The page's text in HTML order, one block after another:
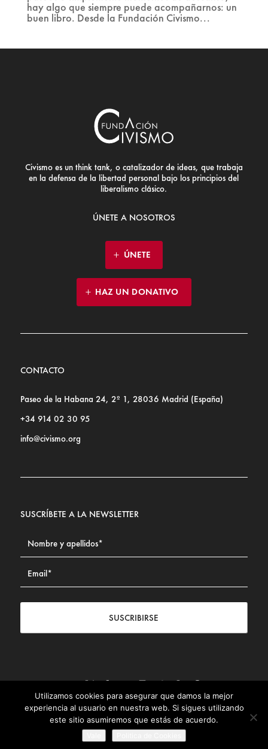
hay algo que siempre puede acompañarnos: un
buen libro. Desde la Fundación Civismo...
Civismo es un think tank, o catalizador de ideas, que trabaja
en la defensa de la libertad personal bajo los principios del
liberalismo clásico.
ÚNETE A NOSOTROS
ÚNETE
HAZ UN DONATIVO
CONTACTO
Paseo de la Habana 24, 2º 1, 28036 Madrid (España)
+34 914 02 30 95
info@civismo.org
SUSCRÍBETE A LA NEWSLETTER
SUSCRIBIRSE
Contacto | Aviso legal | Política de privacidad | Política de
Cookies
© Fundación Civismo 2025
Utilizamos cookies para asegurar que damos la mejor
experiencia al usuario en nuestra web. Si sigues utilizando
este sitio asumiremos que estás de acuerdo.